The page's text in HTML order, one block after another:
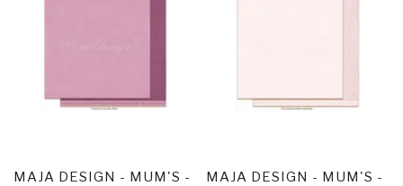
MAJA DESIGN - MUM'S -
MAJA DESIGN - MUM'S -